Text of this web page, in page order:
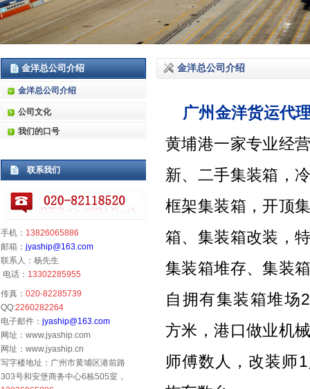
金洋总公司介绍
金洋总公司介绍
公司文化
我们的口号
联系我们
手机： 13826065886
邮箱： jyaship@163.com
联系人：杨先生
电话： 13302285955
传真： 020-82285739
QQ:2260282264
电子邮件： jyaship@163.com
网址：www.jyaship.com
网址：www.jyaship.cn
写字楼地址：广州市黄埔区港前路
303号和安堡商务中心6栋505室，
金洋总公司介绍
广州金洋货运代
黄埔港一家专业经
新、二手集装箱，
框架集装箱，开顶
箱、集装箱改装，
集装箱堆存、集装
自拥有集装箱堆场
方米，港口做业机
师傅数人，改装师